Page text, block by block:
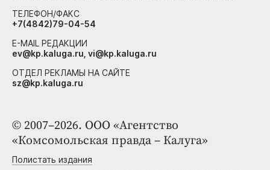
© 2007–2026. ООО «Агентство
«Комсомольская правда – Калуга»
Полистать издания
ТЕЛЕФОН/ФАКС
+7(4842)79-04-54
E-MAIL РЕДАКЦИИ
ev@kp.kaluga.ru, vi@kp.kaluga.ru
ОТДЕЛ РЕКЛАМЫ НА САЙТЕ
sz@kp.kaluga.ru